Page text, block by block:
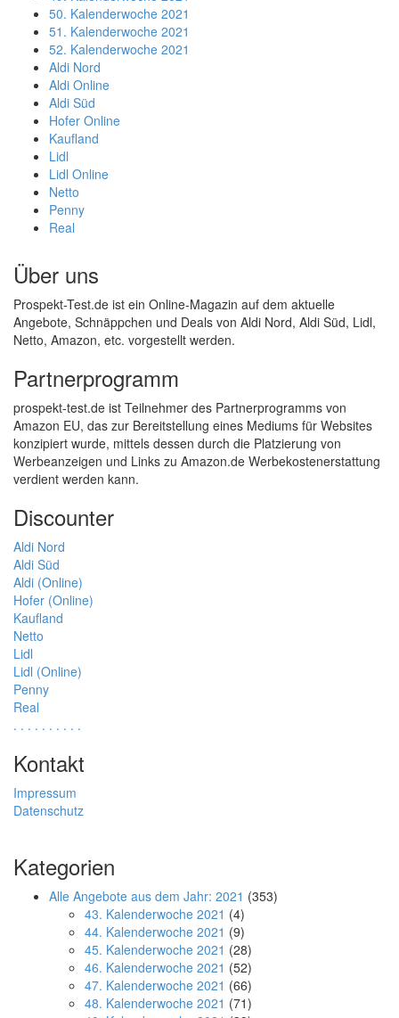
50. Kalenderwoche 2021
51. Kalenderwoche 2021
52. Kalenderwoche 2021
Aldi Nord
Aldi Online
Aldi Süd
Hofer Online
Kaufland
Lidl
Lidl Online
Netto
Penny
Real
Über uns
Prospekt-Test.de ist ein Online-Magazin auf dem aktuelle
Angebote, Schnäppchen und Deals von Aldi Nord, Aldi Süd, Lidl,
Netto, Amazon, etc. vorgestellt werden.
Partnerprogramm
prospekt-test.de ist Teilnehmer des Partnerprogramms von
Amazon EU, das zur Bereitstellung eines Mediums für Websites
konzipiert wurde, mittels dessen durch die Platzierung von
Werbeanzeigen und Links zu Amazon.de Werbekostenerstattung
verdient werden kann.
Discounter
Aldi Nord
Aldi Süd
Aldi (Online)
Hofer (Online)
Kaufland
Netto
Lidl
Lidl (Online)
Penny
Real
. . . . . . . . . .
Kontakt
Impressum
Datenschutz
Kategorien
Alle Angebote aus dem Jahr: 2021 (353)
43. Kalenderwoche 2021 (4)
44. Kalenderwoche 2021 (9)
45. Kalenderwoche 2021 (28)
46. Kalenderwoche 2021 (52)
47. Kalenderwoche 2021 (66)
48. Kalenderwoche 2021 (71)